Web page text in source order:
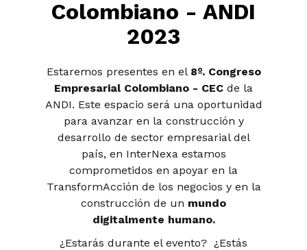
Colombiano - ANDI
2023
Estaremos presentes en el 8º. Congreso
Empresarial Colombiano - CEC de la
ANDI. Este espacio será una oportunidad
para avanzar en la construcción y
desarrollo de sector empresarial del
país, en InterNexa estamos
comprometidos en apoyar en la
TransformAcción de los negocios y en la
construcción de un mundo
digitalmente humano.
¿Estarás durante el evento? ¿Estás